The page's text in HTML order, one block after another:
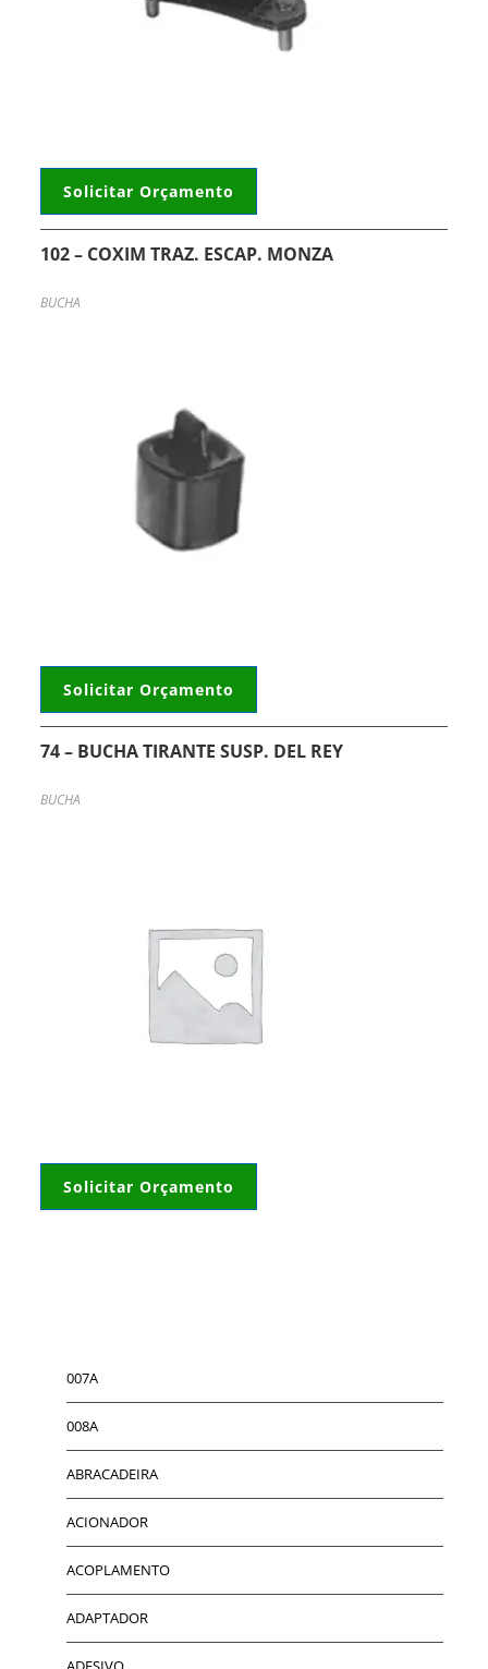
Solicitar Orçamento
102 – COXIM TRAZ. ESCAP. MONZA
BUCHA
Solicitar Orçamento
74 – BUCHA TIRANTE SUSP. DEL REY
BUCHA
Solicitar Orçamento
007A
008A
ABRACADEIRA
ACIONADOR
ACOPLAMENTO
ADAPTADOR